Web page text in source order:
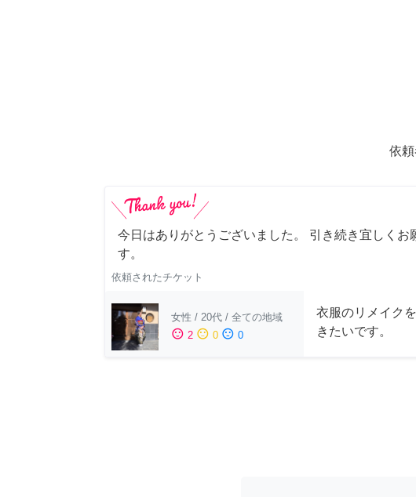
依
今日はありがとうございました。 引き続き宜しくお
す。
依頼されたチケット
女性 / 20代 / 全ての地域
sentiment_satisfied 2 sentiment_neutral 0 sentiment_dissatisfied 0
衣服のリメイク
きたいです。